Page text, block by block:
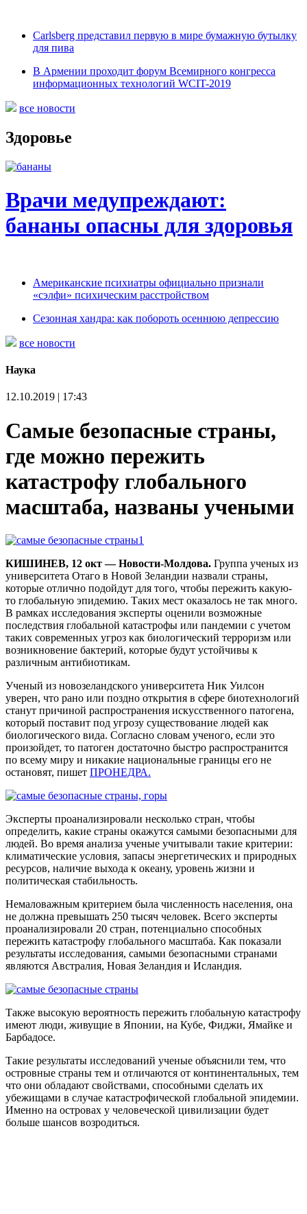
Carlsberg представил первую в мире бумажную бутылку
для пива
В Армении проходит форум Всемирного конгресса
информационных технологий WCIT-2019
все новости
Здоровье
Врачи медупреждают:
бананы опасны для здоровья
Американские психиатры официально признали
«сэлфи» психическим расстройством
Сезонная хандра: как побороть осеннюю депрессию
все новости
Наука
12.10.2019 | 17:43
Самые безопасные страны,
где можно пережить
катастрофу глобального
масштаба, названы учеными
КИШИНЕВ, 12 окт — Новости-Молдова. Группа ученых из
университета Отаго в Новой Зеландии назвали страны,
которые отлично подойдут для того, чтобы пережить какую-
то глобальную эпидемию. Таких мест оказалось не так много.
В рамках исследования эксперты оценили возможные
последствия глобальной катастрофы или пандемии с учетом
таких современных угроз как биологический терроризм или
возникновение бактерий, которые будут устойчивы к
различным антибиотикам.
Ученый из новозеландского университета Ник Уилсон
уверен, что рано или поздно открытия в сфере биотехнологий
станут причиной распространения искусственного патогена,
который поставит под угрозу существование людей как
биологического вида. Согласно словам ученого, если это
произойдет, то патоген достаточно быстро распространится
по всему миру и никакие национальные границы его не
остановят, пишет ПРОНЕДРА.
Эксперты проанализировали несколько стран, чтобы
определить, какие страны окажутся самыми безопасными для
людей. Во время анализа ученые учитывали такие критерии:
климатические условия, запасы энергетических и природных
ресурсов, наличие выхода к океану, уровень жизни и
политическая стабильность.
Немаловажным критерием была численность населения, она
не должна превышать 250 тысяч человек. Всего эксперты
проанализировали 20 стран, потенциально способных
пережить катастрофу глобального масштаба. Как показали
результаты исследования, самыми безопасными странами
являются Австралия, Новая Зеландия и Исландия.
Также высокую вероятность пережить глобальную катастрофу
имеют люди, живущие в Японии, на Кубе, Фиджи, Ямайке и
Барбадосе.
Такие результаты исследований ученые объяснили тем, что
островные страны тем и отличаются от континентальных, тем
что они обладают свойствами, способными сделать их
убежищами в случае катастрофической глобальной эпидемии.
Именно на островах у человеческой цивилизации будет
больше шансов возродиться.